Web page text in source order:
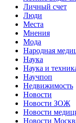
Личный счет
Люди
Места
Мнения
Мода
Народная
Наука
Наука и
Научпоп
Недвижимость
Новости
Новости ЗОЖ
Новости
Новости